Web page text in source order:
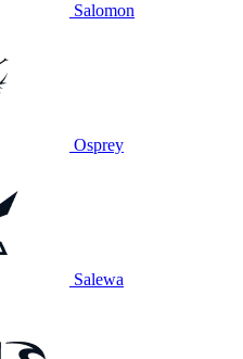
Salomon
Osprey
Salewa